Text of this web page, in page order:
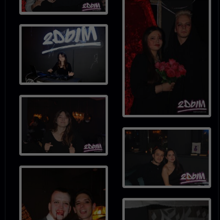
УСЛОВИЯ
ПОЛЬЗОВАТЕЛЬСКОГО
СОГЛАШЕНИЯ